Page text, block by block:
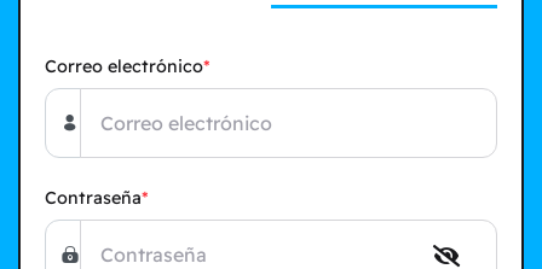
Correo electrónico
Contraseña